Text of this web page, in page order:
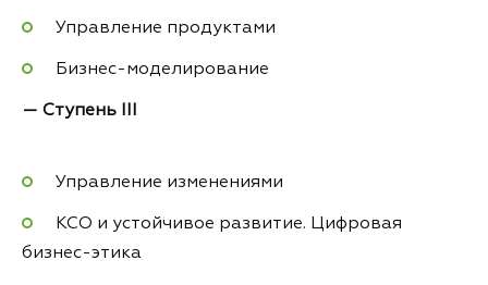
Управление продуктами
Бизнес-моделирование
— Ступень III
Управление изменениями
КСО и устойчивое развитие. Цифровая
бизнес-этика